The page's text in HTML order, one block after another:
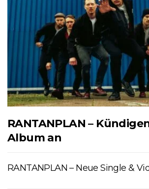
RANTANPLAN –
Album an
RANTANPLAN – Neue Single &